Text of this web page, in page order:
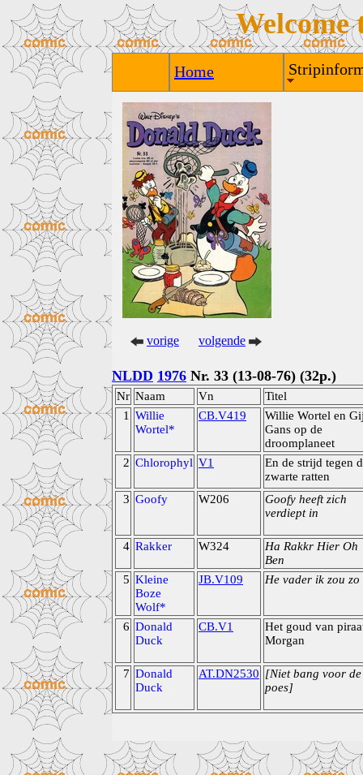
Welcome
Home
vorige volgende
NLDD 1976 Nr. 33 (13-08-76) (32p.)
Nr Naam Vn
Titel
1
Willie
Wortel*
CB.V419
Willie Wortel en
Gans op de
droomplaneet
2 Chlorophyl V1
En de strijd tegen
zwarte ratten
3 Goofy W206
Goofy heeft zich
verdiept in
4 Rakker W324
Ha Rakkr Hier Oh
Ben
5 Kleine
Boze
Wolf*
JB.V109 He vader ik zou zo
6 Donald
Duck
CB.V1
Het goud van
Morgan
7 Donald
Duck
AT.DN2530 [Niet bang voor de
poes]